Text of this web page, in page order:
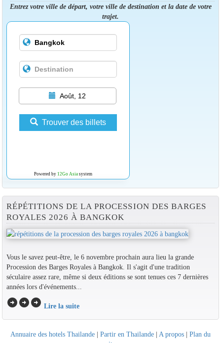
Entrez votre ville de départ, votre ville de destination et la date de votre
trajet.
Août, 12
Trouver des billets
Powered by 12Go Asiasystem
RÉPÉTITIONS DE LA PROCESSION DES BARGES
ROYALES 2026 À BANGKOK
Vous le savez peut-être, le 6 novembre prochain aura lieu la grande
Procession des Barges Royales à Bangkok. Il s'agit d'une tradition
séculaire assez rare, même si deux éditions se sont tenues ces 7 dernières
années lors d'événements...
arrow_circle_rightarrow_circle_rightarrow_circle_right Lire la suite
Annuaire des hotels Thailande | Partir en Thailande | A propos | Plan du